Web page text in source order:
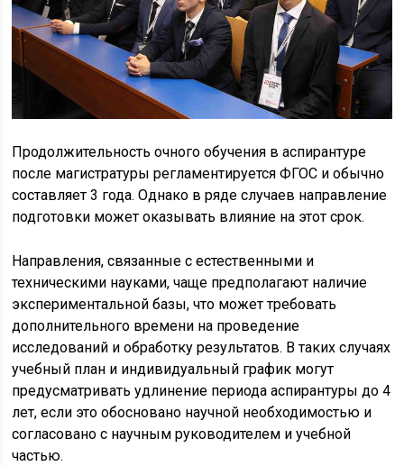
Продолжительность очного обучения в аспирантуре
после магистратуры регламентируется ФГОС и обычно
составляет 3 года. Однако в ряде случаев направление
подготовки может оказывать влияние на этот срок.
Направления, связанные с естественными и
техническими науками, чаще предполагают наличие
экспериментальной базы, что может требовать
дополнительного времени на проведение
исследований и обработку результатов. В таких случаях
учебный план и индивидуальный график могут
предусматривать удлинение периода аспирантуры до 4
лет, если это обосновано научной необходимостью и
согласовано с научным руководителем и учебной
частью.